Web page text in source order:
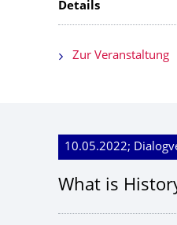
Details
Zur Veranstaltung
10.05.2022;
What is